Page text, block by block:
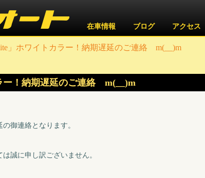
在車情報 ブログ アクセス
」ホワイトカラー！納期遅延のご連絡 m(__)m
ー！納期遅延のご連絡 m(__)m
の御連絡となります。
誠に申し訳ございません。